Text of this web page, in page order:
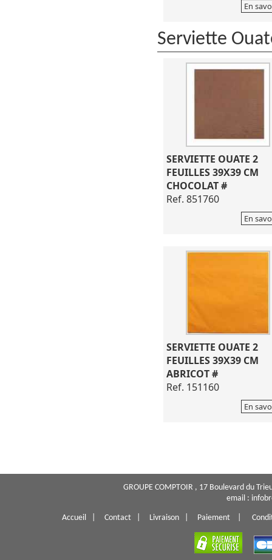
En
Serviette
SERVIETTE OUATE 2
FEUILLES 39X39 CM
CHOCOLAT #
Ref. 851760
En
SERVIETTE OUATE 2
FEUILLES 39X39 CM
ABRICOT #
Ref. 151160
En
GROUPE COMPTOIR , 17 Boulevard du
email :
Accueil Contact Livraison Paiement